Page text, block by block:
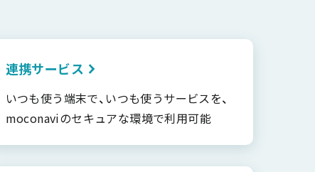
連携サービス
いつも使う端末で、いつも使うサービスを、
moconaviのセキュアな環境で利用可能